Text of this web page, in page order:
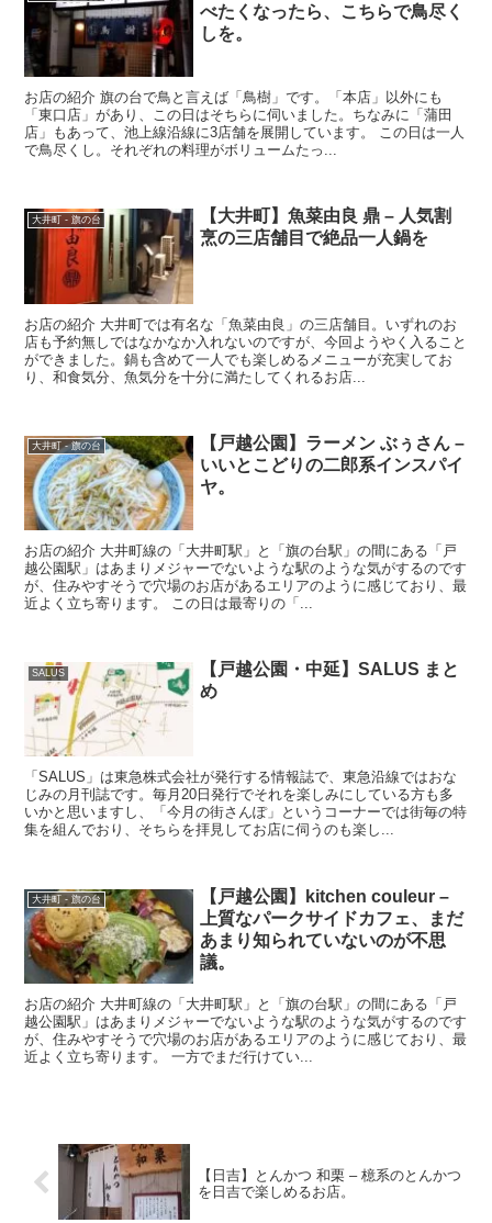
べたくなったら、こちらで鳥尽く
しを。
お店の紹介 旗の台で鳥と言えば「鳥樹」です。「本店」以外にも
「東口店」があり、この日はそちらに伺いました。ちなみに「蒲田
店」もあって、池上線沿線に3店舗を展開しています。 この日は一人
で鳥尽くし。それぞれの料理がボリュームたっ...
大井町 - 旗の台
【大井町】魚菜由良 鼎 – 人気割
烹の三店舗目で絶品一人鍋を
お店の紹介 大井町では有名な「魚菜由良」の三店舗目。いずれのお
店も予約無しではなかなか入れないのですが、今回ようやく入ること
ができました。鍋も含めて一人でも楽しめるメニューが充実してお
り、和食気分、魚気分を十分に満たしてくれるお店...
大井町 - 旗の台
【戸越公園】ラーメン ぶぅさん –
いいとこどりの二郎系インスパイ
ヤ。
お店の紹介 大井町線の「大井町駅」と「旗の台駅」の間にある「戸
越公園駅」はあまりメジャーでないような駅のような気がするのです
が、住みやすそうで穴場のお店があるエリアのように感じており、最
近よく立ち寄ります。 この日は最寄りの「...
SALUS
【戸越公園・中延】SALUS まと
め
「SALUS」は東急株式会社が発行する情報誌で、東急沿線ではおな
じみの月刊誌です。毎月20日発行でそれを楽しみにしている方も多
いかと思いますし、「今月の街さんぽ」というコーナーでは街毎の特
集を組んでおり、そちらを拝見してお店に伺うのも楽し...
大井町 - 旗の台
【戸越公園】kitchen couleur –
上質なパークサイドカフェ、まだ
あまり知られていないのが不思
議。
お店の紹介 大井町線の「大井町駅」と「旗の台駅」の間にある「戸
越公園駅」はあまりメジャーでないような駅のような気がするのです
が、住みやすそうで穴場のお店があるエリアのように感じており、最
近よく立ち寄ります。 一方でまだ行けてい...
【日吉】とんかつ 和栗 – 檍系のとんかつ
を日吉で楽しめるお店。